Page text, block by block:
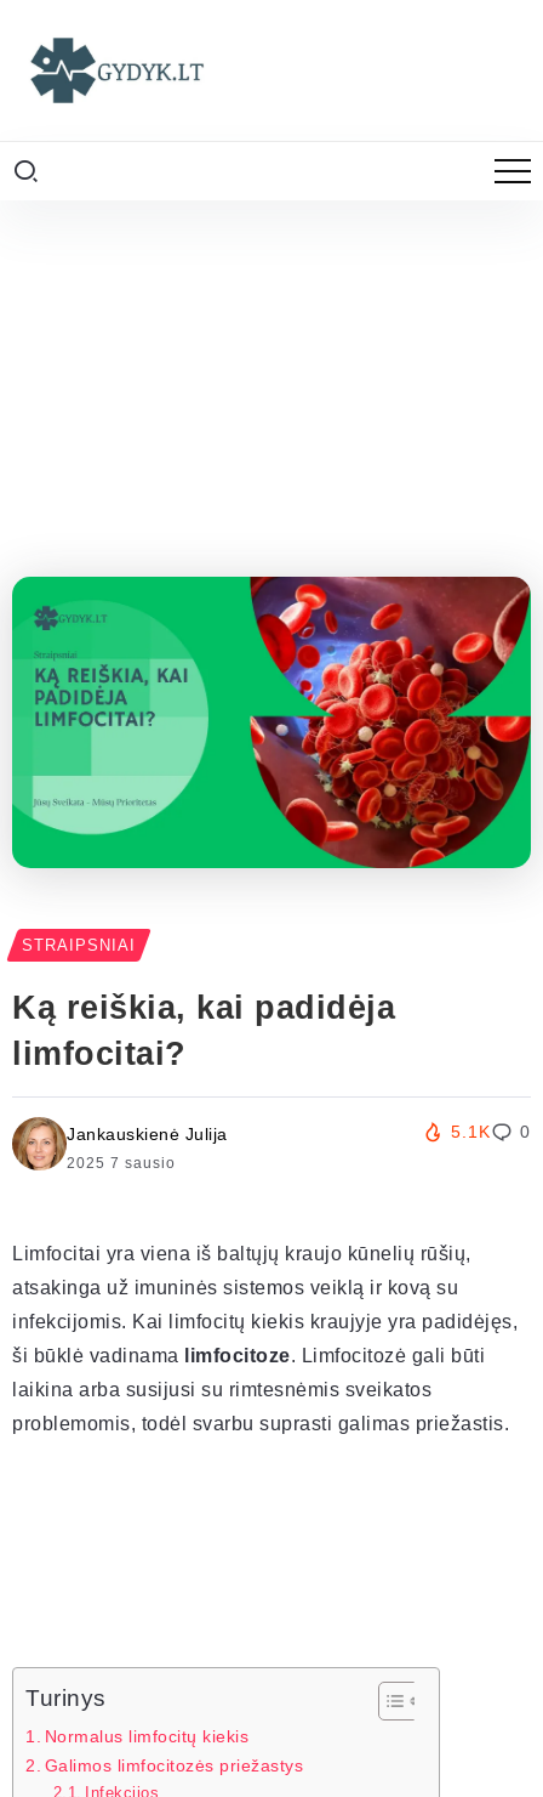
STRAIPSNIAI
Ką reiškia, kai padidėja
limfocitai?
Jankauskienė Julija
2025 7 sausio
5.1K 0
Limfocitai yra viena iš baltųjų kraujo kūnelių rūšių,
atsakinga už imuninės sistemos veiklą ir kovą su
infekcijomis. Kai limfocitų kiekis kraujyje yra padidėjęs,
ši būklė vadinama
limfocitoze. Limfocitozė gali būti
laikina arba susijusi su rimtesnėmis sveikatos
problemomis, todėl svarbu suprasti galimas priežastis.
Turinys
Normalus limfocitų kiekis
Galimos limfocitozės priežastys
Infekcijos